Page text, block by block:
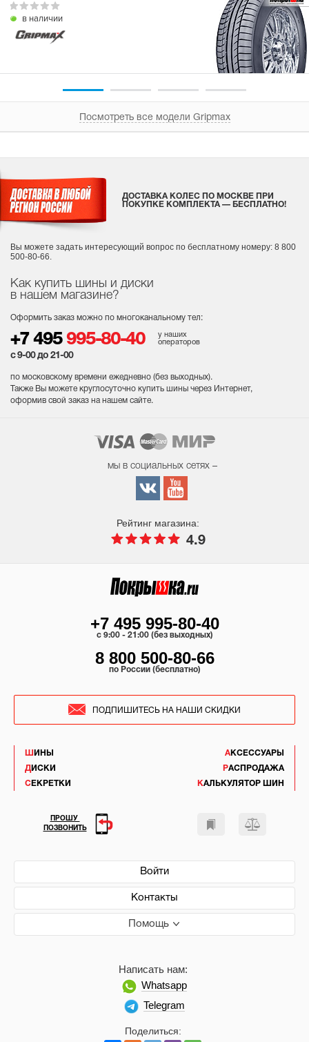
в наличии
Посмотреть все модели Gripmax
Как купить шины и диски
в нашем магазине?
Оформить заказ можно по многоканальному тел:
+7 495 995-80-40
у наших
операторов
с 9-00 до 21-00
по московскому времени ежедневно (без выходных).
Также Вы можете круглосуточно купить шины через Интернет,
оформив свой заказ на нашем сайте.
ДОСТАВКА КОЛЕС ПО МОСКВЕ ПРИ
ПОКУПКЕ КОМПЛЕКТА — БЕСПЛАТНО!
Вы можете задать интересующий вопрос по бесплатному номеру: 8 800
500-80-66.
мы в социальных сетях –
Рейтинг магазина:
4.9
ШИНЫ
ДИСКИ
СЕКРЕТКИ
АКСЕССУАРЫ
РАСПРОДАЖА
КАЛЬКУЛЯТОР ШИН
Войти
Контакты
Помощь
Поделиться:
Написать нам:
Whatsapp
Telegram
+7 495 995-80-40
c 9:00 - 21:00 (без выходных)
8 800 500-80-66
по России (бесплатно)
ПОДПИШИТЕСЬ НА НАШИ СКИДКИ
ПРОШУ
ПОЗВОНИТЬ